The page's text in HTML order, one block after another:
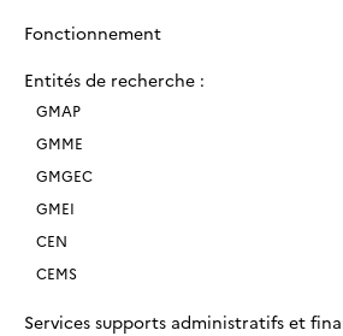
Fonctionnement
Entités de recherche :
GMAP
GMME
GMGEC
GMEI
CEN
CEMS
Services supports administratifs et